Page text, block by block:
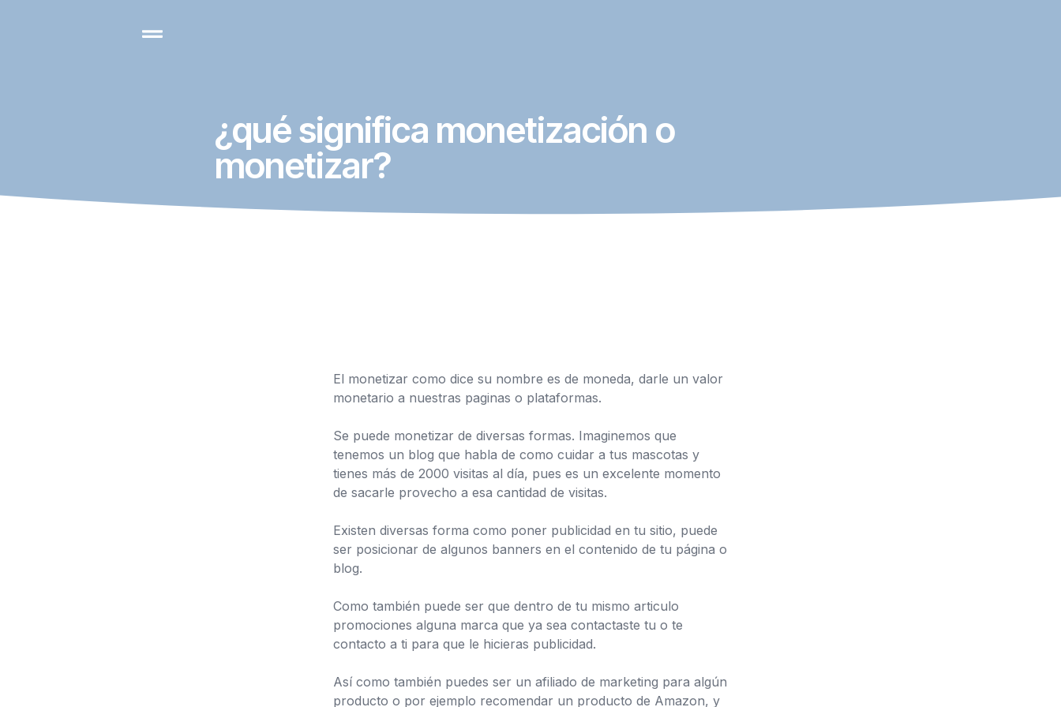
¿qué significa monetización o
monetizar?
El monetizar como dice su nombre es de moneda, darle un valor
monetario a nuestras paginas o plataformas.
Se puede monetizar de diversas formas. Imaginemos que
tenemos un blog que habla de como cuidar a tus mascotas y
tienes más de 2000 visitas al día, pues es un excelente momento
de sacarle provecho a esa cantidad de visitas.
Existen diversas forma como poner publicidad en tu sitio, puede
ser posicionar de algunos banners en el contenido de tu página o
blog.
Como también puede ser que dentro de tu mismo articulo
promociones alguna marca que ya sea contactaste tu o te
contacto a ti para que le hicieras publicidad.
Así como también puedes ser un afiliado de marketing para algún
producto o por ejemplo recomendar un producto de Amazon, y